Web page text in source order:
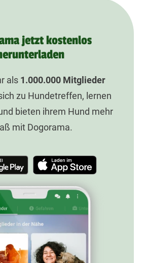
jetzt kostenlos
als 1.000.000Mitglieder
zu Hundetreffen, lernen
bieten ihrem Hund mehr
mit Dogorama.